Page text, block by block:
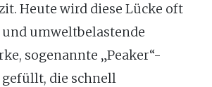
Heute wird diese Lücke oft
umweltbelastende
sogenannte „Peaker“-
die schnell